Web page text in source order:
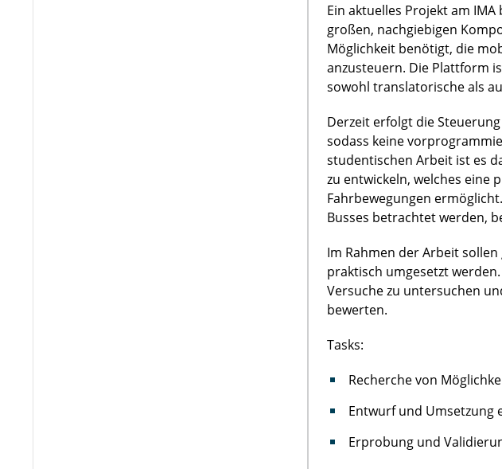
Ein aktuelles Projekt am
großen, nachgiebigen
Möglichkeit benötigt, die
anzusteuern. Die Plattform
sowohl translatorische als
Derzeit erfolgt die
sodass keine
studentischen Arbeit ist es
zu entwickeln, welches eine
Fahrbewegungen
Busses betrachtet werden,
Im Rahmen der Arbeit
praktisch umgesetzt
Versuche zu untersuchen
bewerten.
Tasks:
Recherche von
Entwurf und Umsetzung
Erprobung und